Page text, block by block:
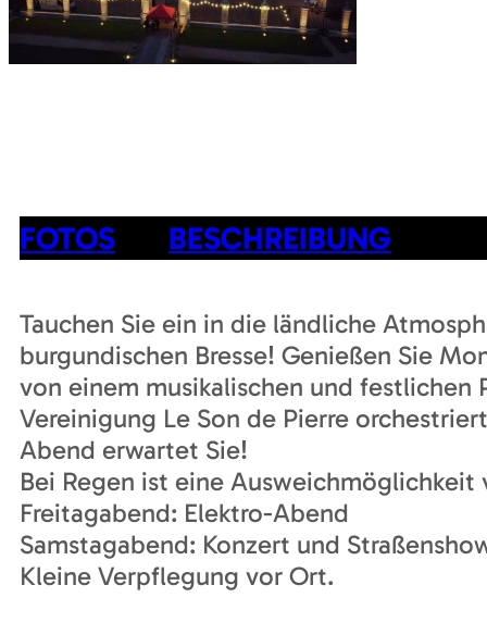
FOTOS BESCHREIBUNG
Tauchen Sie ein in die ländliche
burgundischen Bresse! Genießen Sie
von einem musikalischen und festlichen
Vereinigung Le Son de Pierre
Abend erwartet Sie!
Bei Regen ist eine Ausweichmöglichkeit
Freitagabend: Elektro-Abend
Samstagabend: Konzert und
Kleine Verpflegung vor Ort.